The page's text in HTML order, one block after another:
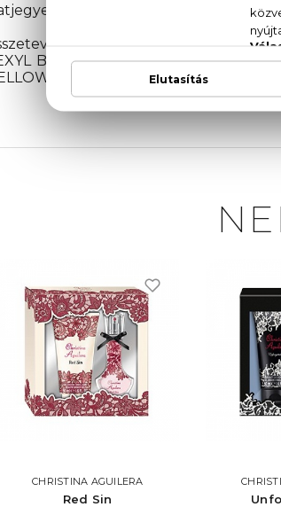
mandarin, frézia, mandula,
ALCOHOL DENAT.,
BENZOATE, ETHYLHEXYL
5), CI 60730 (EXT. VIOLET 2).
CHRISTINA AGUILERA
Red Sin